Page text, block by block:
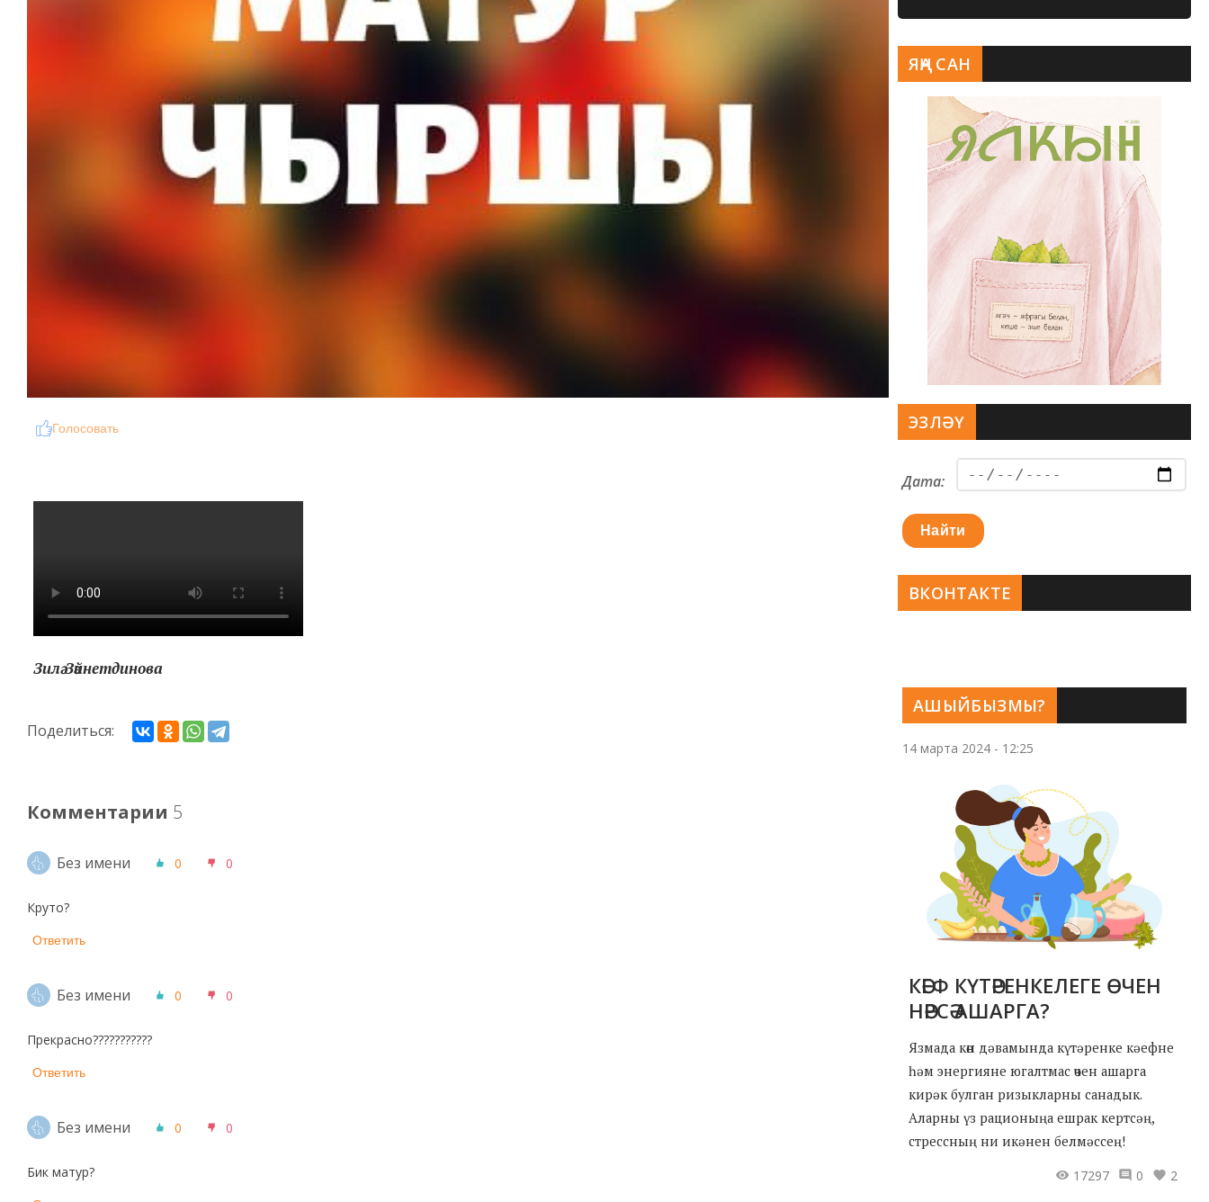
Голосовать
Зилә Зәйнетдинова
Поделиться:
Комментарии 5
Без имени 0 0
Круто?
Ответить
Без имени 0 0
Прекрасно???????????
Ответить
Без имени 0 0
Бик матур?
АШЫЙБЫЗМЫ?
14 марта 2024 - 12:25
КӘЕФ КҮТӘРЕНКЕЛЕГЕ ӨЧЕН
НӘРСӘ АШАРГА?
Язмада көн дәвамында күтәренке кәефне
һәм энергияне югалтмас өчен ашарга
кирәк булган ризыкларны санадык.
Аларны үз рационыңа ешрак кертсәң,
стрессның ни икәнен белмәссең!
17297
0 2
ЯҢА САН
ЭЗЛӘҮ
Дата:
Найти
ВКОНТАКТЕ